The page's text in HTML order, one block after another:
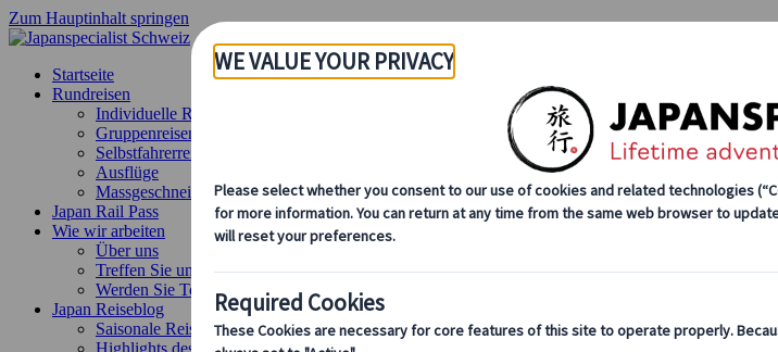
Zum Hauptinhalt springen
Startseite
Rundreisen
Individuelle Reisen
Gruppenreisen
Selbstfahrerreisen
Ausflüge
Massgeschneiderte Gruppenreisen
Japan Rail Pass
Wie wir arbeiten
Über uns
Treffen Sie unser Team
Werden Sie Teil unseres Teams
Japan Reiseblog
Saisonale Reisetipps
Highlights des Reiseziels